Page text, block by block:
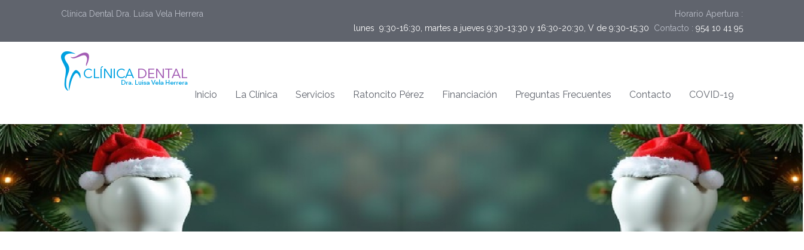
Clínica Dental Dra. Luisa Vela Herrera
Horario Apertura :
lunes  9:30-16:30, martes a jueves 9:30-13:30 y 16:30-20:30, V de 9:30-15:30 Contacto : 954 10 41 95
Inicio La Clínica Servicios Ratoncito Pérez Financiación Preguntas Frecuentes Contacto COVID-19